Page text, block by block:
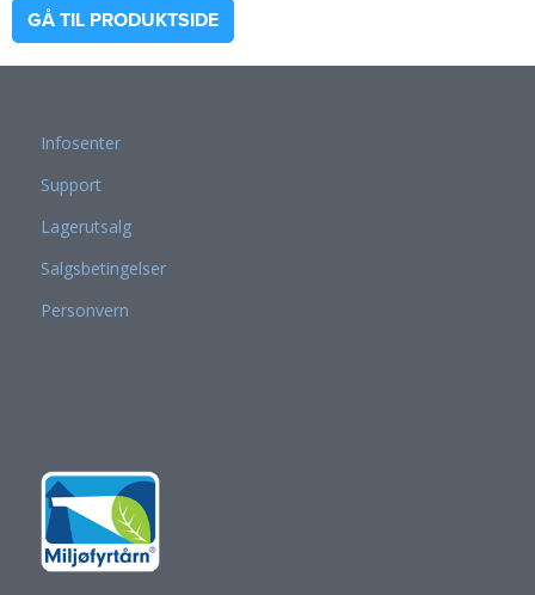
GÅ TIL PRODUKTSIDE
Infosenter
Support
Lagerutsalg
Salgsbetingelser
Personvern